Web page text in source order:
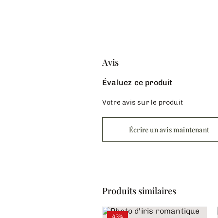
Avis
Évaluez ce produit
Votre avis sur le produit
Écrire un avis maintenant
Produits similaires
43%